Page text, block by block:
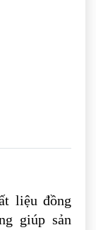
liệu đồng
giúp sản